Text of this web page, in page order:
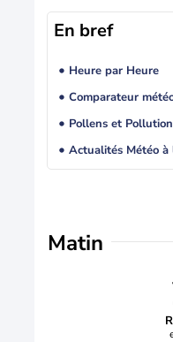
En bref
Heure par Heure
Comparateur
Pollens et Pollution
Matin